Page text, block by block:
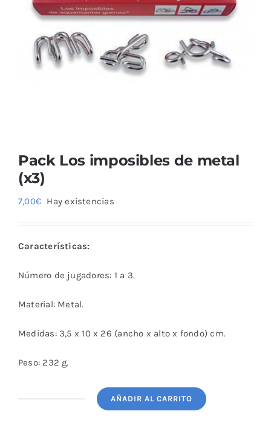
Pack Los imposibles de metal
(x3)
7,00€ Hay existencias
Características:
Número de jugadores: 1 a 3.
Material: Metal.
Medidas: 3,5 x 10 x 26 (ancho x alto x fondo) cm.
Peso: 232 g.
AÑADIR AL CARRITO